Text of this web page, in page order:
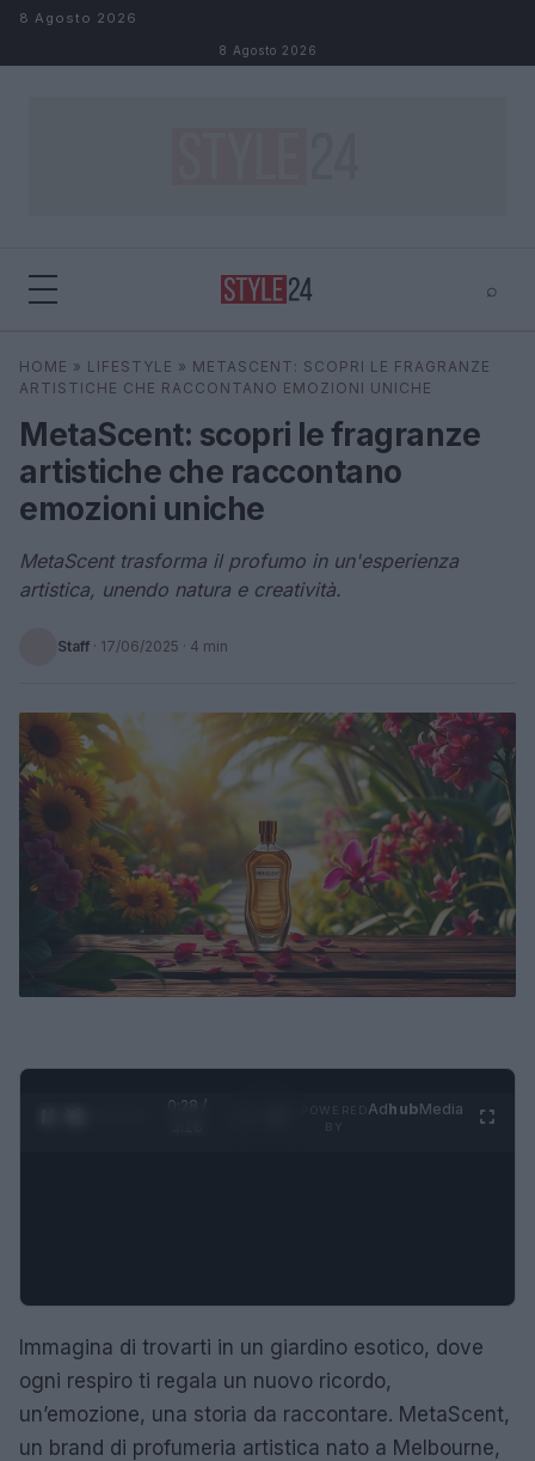
Salta al contenuto
8 Agosto 2026
8 Agosto 2026
⌕
Cerca ⌕ ×
HOME » LIFESTYLE » METASCENT: SCOPRI LE FRAGRANZE
ARTISTICHE CHE RACCONTANO EMOZIONI UNICHE
MetaScent: scopri le fragranze
artistiche che raccontano
emozioni uniche
MetaScent trasforma il profumo in un'esperienza
artistica, unendo natura e creatività.
Staff · 17/06/2025 · 4 min
0:29 /
AdhubMedia
Immagina di trovarti in un giardino esotico, dove
ogni respiro ti regala un nuovo ricordo,
un’emozione, una storia da raccontare. MetaScent,
un brand di profumeria artistica nato a Melbourne,